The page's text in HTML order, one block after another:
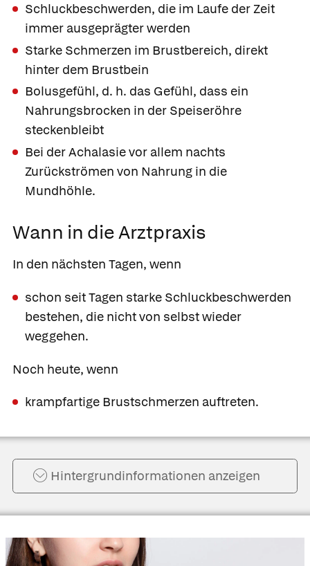
Schluckbeschwerden, die im Laufe der Zeit
immer ausgeprägter werden
Starke Schmerzen im Brustbereich, direkt
hinter dem Brustbein
Bolusgefühl, d. h. das Gefühl, dass ein
Nahrungsbrocken in der Speiseröhre
steckenbleibt
Bei der Achalasie vor allem nachts
Zurückströmen von Nahrung in die
Mundhöhle.
Wann in die Arztpraxis
In den nächsten Tagen, wenn
schon seit Tagen starke Schluckbeschwerden
bestehen, die nicht von selbst wieder
weggehen.
Noch heute, wenn
krampfartige Brustschmerzen auftreten.
Hintergrund­informationen anzeigen